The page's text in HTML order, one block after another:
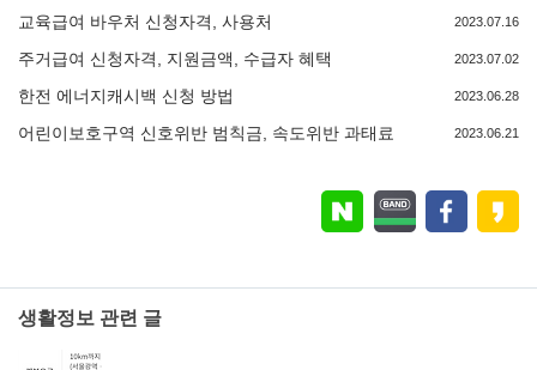
교육급여 바우처 신청자격, 사용처 2023.07.16
주거급여 신청자격, 지원금액, 수급자 혜택 2023.07.02
한전 에너지캐시백 신청 방법 2023.06.28
어린이보호구역 신호위반 범칙금, 속도위반 과태료 2023.06.21
생활정보 관련 글